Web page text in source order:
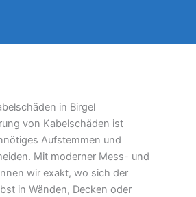
in Birgel
von Kabelschäden ist
Aufstemmen und
Mit moderner Mess- und
wir exakt, wo sich der
in Wänden, Decken oder